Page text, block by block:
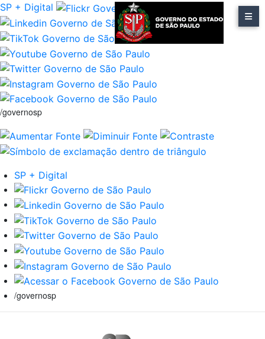
SP + Digital
/governosp
SP + Digital
/governosp